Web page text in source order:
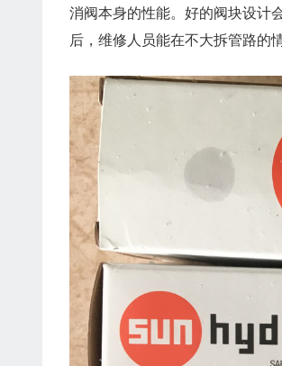
消阀本身的性能。好的阀块设计
后，维修人员能在不大拆管路的